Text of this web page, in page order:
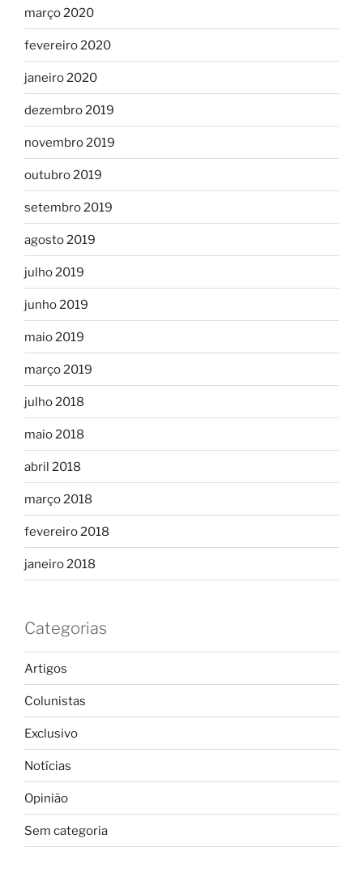
março 2020
fevereiro 2020
janeiro 2020
dezembro 2019
novembro 2019
outubro 2019
setembro 2019
agosto 2019
julho 2019
junho 2019
maio 2019
março 2019
julho 2018
maio 2018
abril 2018
março 2018
fevereiro 2018
janeiro 2018
Categorias
Artigos
Colunistas
Exclusivo
Notícias
Opinião
Sem categoria